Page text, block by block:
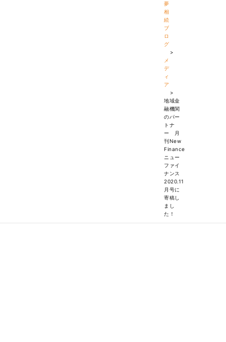
夢
相
続
ブ
ロ
グ
>
メ
デ
ィ
ア
>
地域金
融機関
のパー
トナ
ー 月
刊New
Finance
ニュー
ファイ
ナンス
2020.11
月号に
寄稿し
まし
た！